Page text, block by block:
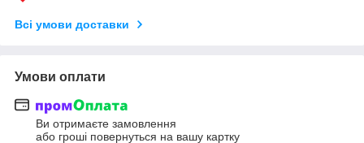
Всі умови доставки
Умови оплати
Ви отримаєте замовлення
або гроші повернуться на вашу картку